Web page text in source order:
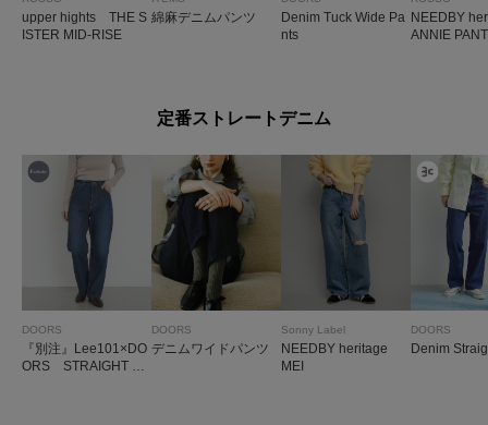
upper hights THE S
ISTER MID-RISE
綿麻デニムパンツ
Denim Tuck Wide Pa
nts
NEEDBY
ANNIE
定番ストレートデニム
DOORS
『別注』Lee101×DO
ORS STRAIGHT PA
DOORS
デニムワイドパンツ
Sonny Label
NEEDBY heritage
MEI
DOORS
Denim